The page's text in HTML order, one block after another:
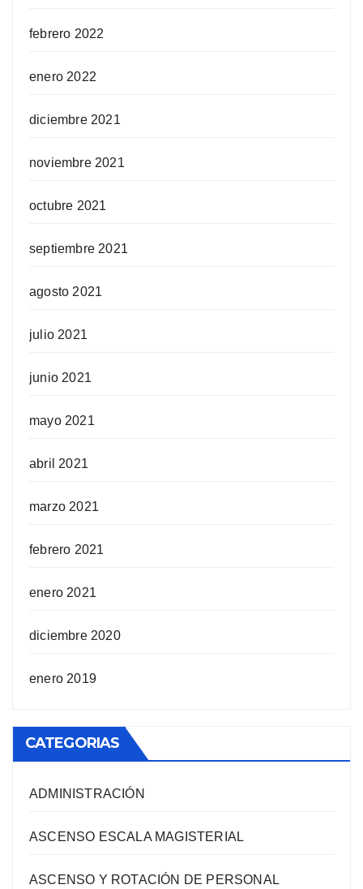
febrero 2022
enero 2022
diciembre 2021
noviembre 2021
octubre 2021
septiembre 2021
agosto 2021
julio 2021
junio 2021
mayo 2021
abril 2021
marzo 2021
febrero 2021
enero 2021
diciembre 2020
enero 2019
CATEGORIAS
ADMINISTRACIÓN
ASCENSO ESCALA MAGISTERIAL
ASCENSO Y ROTACIÓN DE PERSONAL